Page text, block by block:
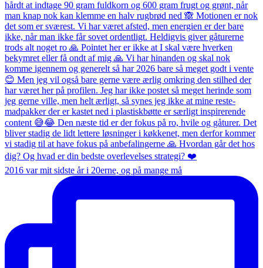
2016 var mit sidste år i 20erne, og på mange må